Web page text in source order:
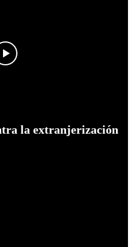
la extranjerización